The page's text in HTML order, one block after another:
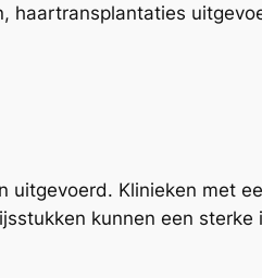
haartransplantaties
uitgevoerd. Klinieken met
kunnen een sterke